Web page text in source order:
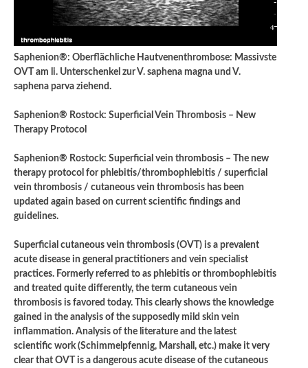
Saphenion®: Oberflächliche Hautvenenthrombose: Massivste
OVT am li. Unterschenkel zur V. saphena magna und V.
saphena parva ziehend.
Saphenion® Rostock: Superficial Vein Thrombosis – New
Therapy Protocol
Saphenion® Rostock: Superficial vein thrombosis – The new
therapy protocol for phlebitis/thrombophlebitis / superficial
vein thrombosis / cutaneous vein thrombosis has been
updated again based on current scientific findings and
guidelines.
Superficial cutaneous vein thrombosis (OVT) is a prevalent
acute disease in general practitioners and vein specialist
practices. Formerly referred to as phlebitis or thrombophlebitis
and treated quite differently, the term cutaneous vein
thrombosis is favored today. This clearly shows the knowledge
gained in the analysis of the supposedly mild skin vein
inflammation. Analysis of the literature and the latest
scientific work (Schimmelpfennig, Marshall, etc.) make it very
clear that OVT is a dangerous acute disease of the cutaneous